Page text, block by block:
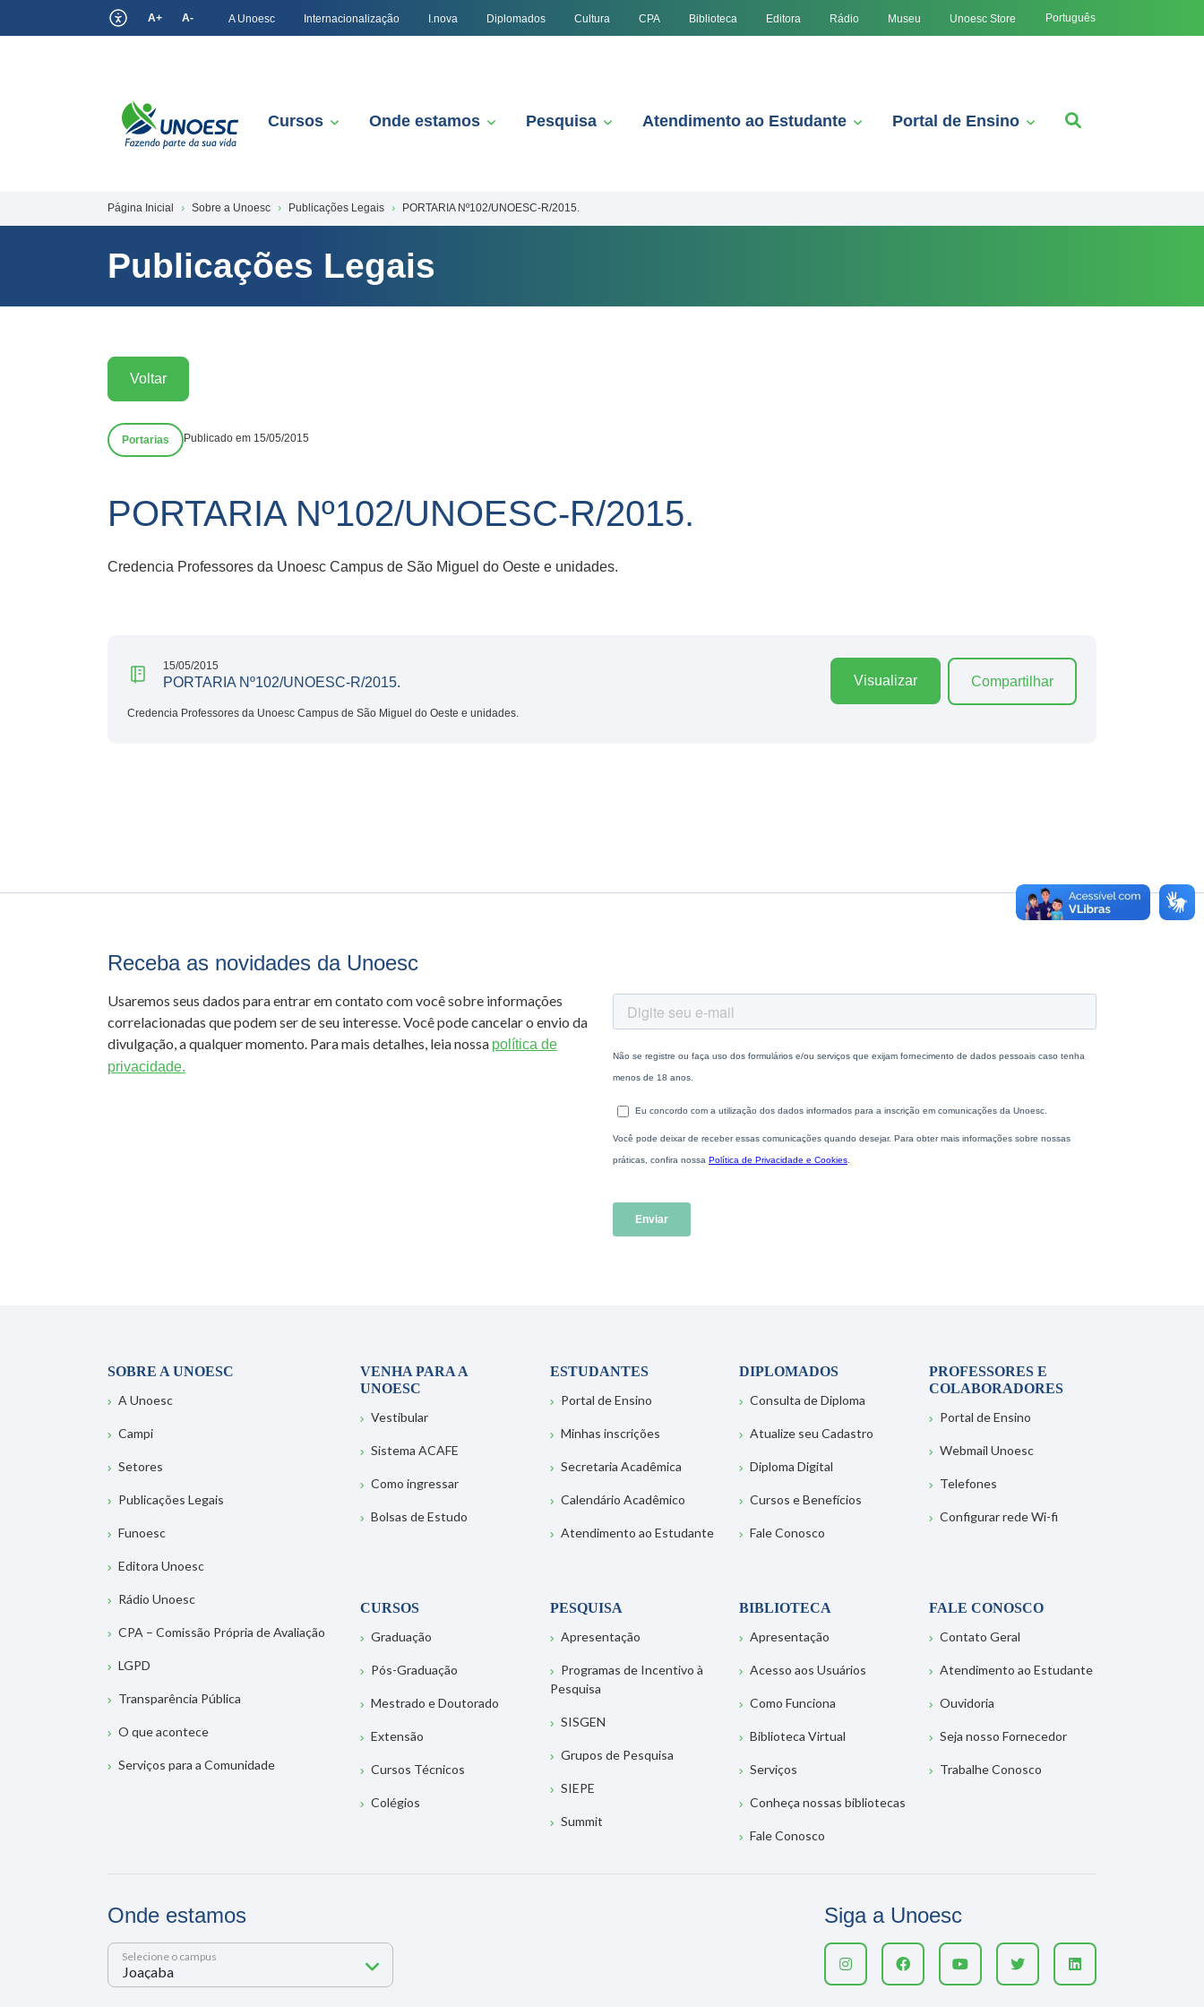
A+ A- A Unoesc Internacionalização I.nova Diplomados Cultura CPA Biblioteca Editora Rádio Museu Unoesc Store Português
Cursos Onde estamos Pesquisa Atendimento ao Estudante Portal de Ensino
Página Inicial Sobre a Unoesc Publicações Legais PORTARIA Nº102/UNOESC-R/2015.
Publicações Legais
Voltar
Portarias Publicado em 15/05/2015
PORTARIA Nº102/UNOESC-R/2015.
Credencia Professores da Unoesc Campus de São Miguel do Oeste e unidades.
15/05/2015
PORTARIA Nº102/UNOESC-R/2015.
Credencia Professores da Unoesc Campus de São Miguel do Oeste e unidades.
Visualizar Compartilhar
Receba as novidades da Unoesc
Usaremos seus dados para entrar em contato com você sobre informações
correlacionadas que podem ser de seu interesse. Você pode cancelar o envio da
divulgação, a qualquer momento. Para mais detalhes, leia nossa política de
privacidade.
SOBRE A UNOESC
A Unoesc
Campi
Setores
Publicações Legais
Funoesc
Editora Unoesc
Rádio Unoesc
CPA – Comissão Própria de Avaliação
LGPD
Transparência Pública
O que acontece
Serviços para a Comunidade
VENHA PARA A
UNOESC
Vestibular
Sistema ACAFE
Como ingressar
Bolsas de Estudo
ESTUDANTES
Portal de Ensino
Minhas inscrições
Secretaria Acadêmica
Calendário Acadêmico
Atendimento ao Estudante
DIPLOMADOS
Consulta de Diploma
Atualize seu Cadastro
Diploma Digital
Cursos e Benefícios
Fale Conosco
PROFESSORES E
COLABORADORES
Portal de Ensino
Webmail Unoesc
Telefones
Configurar rede Wi-fi
CURSOS
Graduação
Pós-Graduação
Mestrado e Doutorado
Extensão
Cursos Técnicos
Colégios
PESQUISA
Apresentação
Programas de Incentivo à
Pesquisa
SISGEN
Grupos de Pesquisa
SIEPE
Summit
BIBLIOTECA
Apresentação
Acesso aos Usuários
Como Funciona
Biblioteca Virtual
Serviços
Conheça nossas bibliotecas
Fale Conosco
FALE CONOSCO
Contato Geral
Atendimento ao Estudante
Ouvidoria
Seja nosso Fornecedor
Trabalhe Conosco
Onde estamos
Selecione o campus
Siga a Unoesc